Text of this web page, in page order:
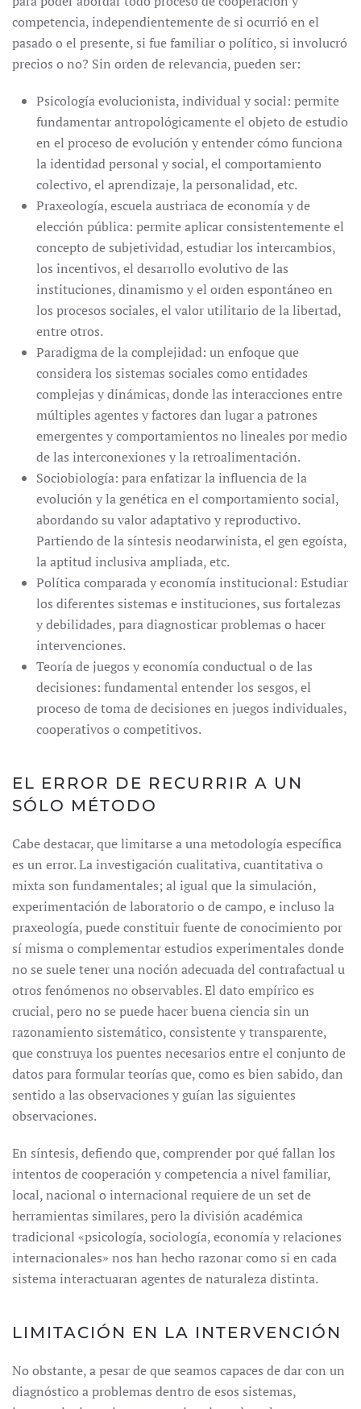
competencia, independientemente de si ocurrió en el
pasado o el presente, si fue familiar o político, si involucró
precios o no? Sin orden de relevancia, pueden ser:
Psicología evolucionista, individual y social: permite
fundamentar antropológicamente el objeto de estudio
en el proceso de evolución y entender cómo funciona
la identidad personal y social, el comportamiento
colectivo, el aprendizaje, la personalidad, etc.
Praxeología, escuela austriaca de economía y de
elección pública: permite aplicar consistentemente el
concepto de subjetividad, estudiar los intercambios,
los incentivos, el desarrollo evolutivo de las
instituciones, dinamismo y el orden espontáneo en
los procesos sociales, el valor utilitario de la libertad,
entre otros.
Paradigma de la complejidad: un enfoque que
considera los sistemas sociales como entidades
complejas y dinámicas, donde las interacciones entre
múltiples agentes y factores dan lugar a patrones
emergentes y comportamientos no lineales por medio
de las interconexiones y la retroalimentación.
Sociobiología: para enfatizar la influencia de la
evolución y la genética en el comportamiento social,
abordando su valor adaptativo y reproductivo.
Partiendo de la síntesis neodarwinista, el gen egoísta,
la aptitud inclusiva ampliada, etc.
Política comparada y economía institucional: Estudiar
los diferentes sistemas e instituciones, sus fortalezas
y debilidades, para diagnosticar problemas o hacer
intervenciones.
Teoría de juegos y economía conductual o de las
decisiones: fundamental entender los sesgos, el
proceso de toma de decisiones en juegos individuales,
cooperativos o competitivos.
EL ERROR DE RECURRIR A UN
SÓLO MÉTODO
Cabe destacar, que limitarse a una metodología específica
es un error. La investigación cualitativa, cuantitativa o
mixta son fundamentales; al igual que la simulación,
experimentación de laboratorio o de campo, e incluso la
praxeología, puede constituir fuente de conocimiento por
sí misma o complementar estudios experimentales donde
no se suele tener una noción adecuada del contrafactual u
otros fenómenos no observables. El dato empírico es
crucial, pero no se puede hacer buena ciencia sin un
razonamiento sistemático, consistente y transparente,
que construya los puentes necesarios entre el conjunto de
datos para formular teorías que, como es bien sabido, dan
sentido a las observaciones y guían las siguientes
observaciones.
En síntesis, defiendo que, comprender por qué fallan los
intentos de cooperación y competencia a nivel familiar,
local, nacional o internacional requiere de un set de
herramientas similares, pero la división académica
tradicional «psicología, sociología, economía y relaciones
internacionales» nos han hecho razonar como si en cada
sistema interactuaran agentes de naturaleza distinta.
LIMITACIÓN EN LA INTERVENCIÓN
No obstante, a pesar de que seamos capaces de dar con un
diagnóstico a problemas dentro de esos sistemas,